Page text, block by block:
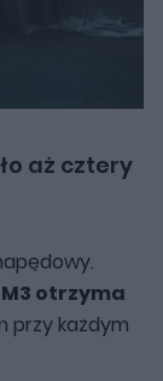
aż cztery
otrzyma
przy każdym